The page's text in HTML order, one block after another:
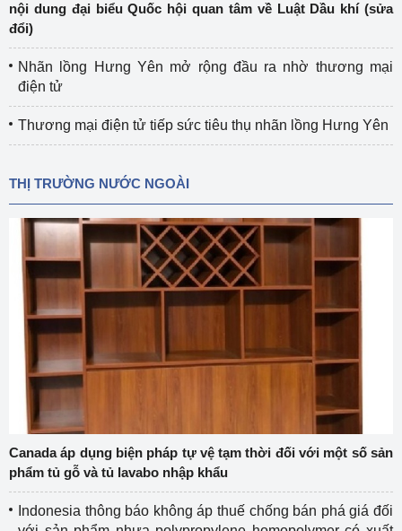
nội dung đại biểu Quốc hội quan tâm về Luật Dầu khí (sửa
đổi)
Nhãn lồng Hưng Yên mở rộng đầu ra nhờ thương mại
điện tử
Thương mại điện tử tiếp sức tiêu thụ nhãn lồng Hưng Yên
THỊ TRƯỜNG NƯỚC NGOÀI
Canada áp dụng biện pháp tự vệ tạm thời đối với một số sản
phẩm tủ gỗ và tủ lavabo nhập khẩu
Indonesia thông báo không áp thuế chống bán phá giá đối